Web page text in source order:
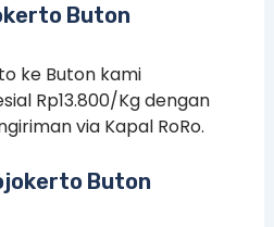
Buton
ke Buton kami
Rp13.800/Kg dengan
via Kapal RoRo.
Buton